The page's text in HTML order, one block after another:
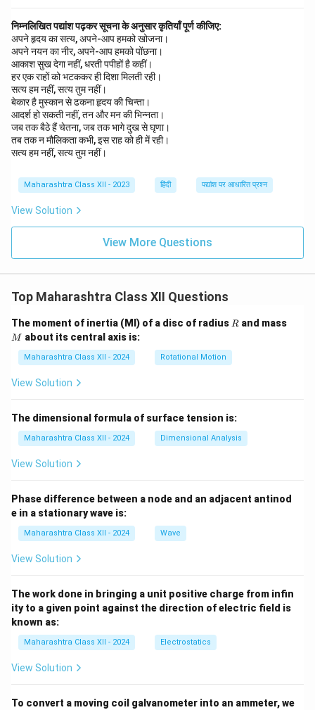
निम्नलिखित पद्यांश पढ़कर सूचना के अनुसार कृतियाँ पूर्ण कीजिए:
अपने हृदय का सत्य, अपने-आप हमको खोजना।
अपने नयन का नीर, अपने-आप हमको पोंछना।
आकाश सुख देगा नहीं, धरती पपीहों है कहीं।
हर एक राहों को भटककर ही दिशा मिलती रही।
सत्य हम नहीं, सत्य तुम नहीं।
बेकार है मुस्कान से ढकना हृदय की चिन्ता।
आदर्श हो सकती नहीं, तन और मन की भिन्नता।
जब तक बैठे हैं चेतना, जब तक भागे दुख से घृणा।
तब तक न मौलिकता कभी, इस राह को ही में रही।
सत्य हम नहीं, सत्य तुम नहीं।
Maharashtra Class XII - 2023 हिंदी पद्यांश पर आधारित प्रश्न
View Solution
View More Questions
Top Maharashtra Class XII Questions
The moment of inertia (MI) of a disc of radius R
R and mass
M about its central axis is:
Maharashtra Class XII - 2024 Rotational Motion
View Solution
The dimensional formula of surface tension is:
Maharashtra Class XII - 2024 Dimensional Analysis
View Solution
Phase difference between a node and an adjacent antinod
e in a stationary wave is:
Maharashtra Class XII - 2024 Wave
View Solution
The work done in bringing a unit positive charge from infin
ity to a given point against the direction of electric field is
known as:
Maharashtra Class XII - 2024 Electrostatics
View Solution
To convert a moving coil galvanometer into an ammeter, we